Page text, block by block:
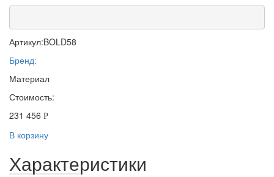
Артикул:BOLD58
Бренд:
Материал
Стоимость:
231 456 Р
В корзину
Характеристики